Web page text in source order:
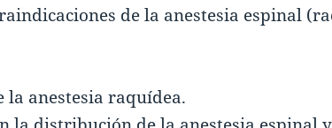
de la anestesia espinal
la anestesia raquídea.